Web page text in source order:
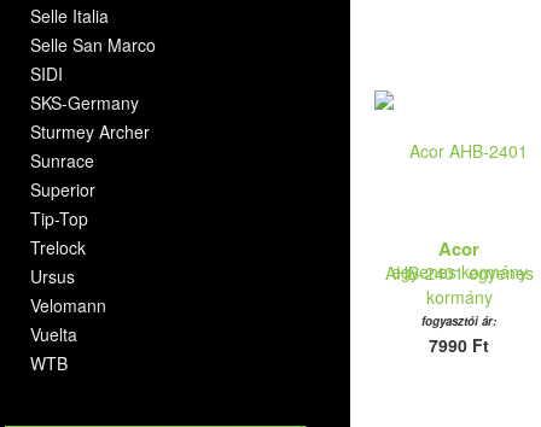
Selle Italia
Selle San Marco
SIDI
SKS-Germany
Sturmey Archer
Sunrace
Superior
Tip-Top
Trelock
Ursus
Velomann
Vuelta
WTB
Acor
AHB-2401 egyenes
kormány
fogyasztói ár:
7990 Ft